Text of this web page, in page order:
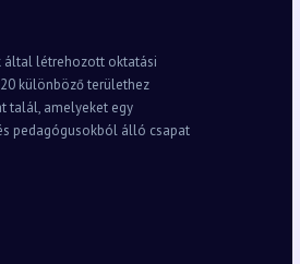
által létrehozott oktatási
különböző területhez
talál, amelyeket egy
pedagógusokból álló csapat